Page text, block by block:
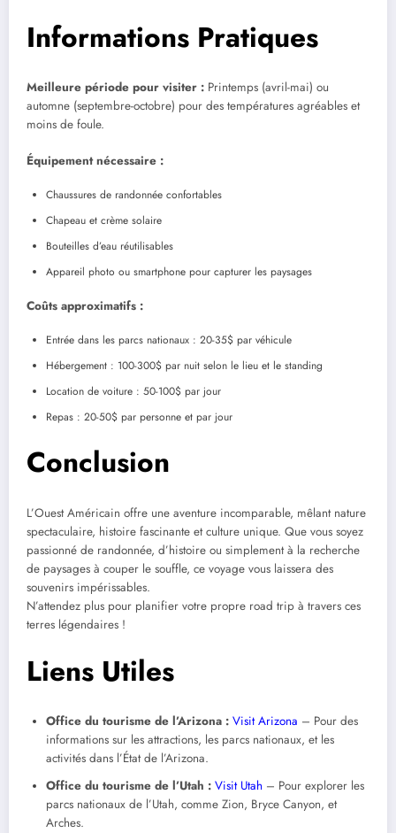
Informations Pratiques
Meilleure période pour visiter : Printemps (avril-mai) ou
automne (septembre-octobre) pour des températures agréables et
moins de foule.
Équipement nécessaire :
Chaussures de randonnée confortables
Chapeau et crème solaire
Bouteilles d’eau réutilisables
Appareil photo ou smartphone pour capturer les paysages
Coûts approximatifs :
Entrée dans les parcs nationaux : 20-35$ par véhicule
Hébergement : 100-300$ par nuit selon le lieu et le standing
Location de voiture : 50-100$ par jour
Repas : 20-50$ par personne et par jour
Conclusion
L’Ouest Américain offre une aventure incomparable, mêlant nature
spectaculaire, histoire fascinante et culture unique. Que vous soyez
passionné de randonnée, d’histoire ou simplement à la recherche
de paysages à couper le souffle, ce voyage vous laissera des
souvenirs impérissables.
N’attendez plus pour planifier votre propre road trip à travers ces
terres légendaires !
Liens Utiles
Office du tourisme de l’Arizona : Visit Arizona – Pour des
informations sur les attractions, les parcs nationaux, et les
activités dans l’État de l’Arizona.
Office du tourisme de l’Utah : Visit Utah – Pour explorer les
parcs nationaux de l’Utah, comme Zion, Bryce Canyon, et
Arches.